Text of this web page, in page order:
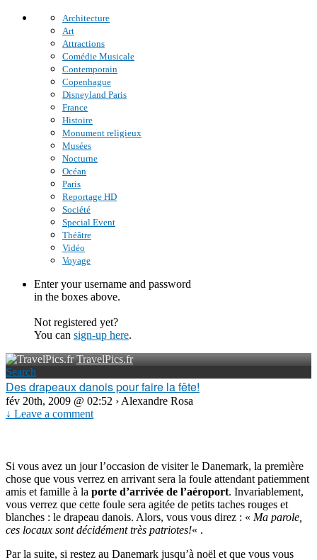
Architecture
Art
Attractions
Comédie Musicale
Contemporain
Copenhague
Disneyland Paris
France
Histoire
Monument religieux
Musées
Nocturne
Océan
Paris
Reportage HD
Société
Special Event
Théâtre
Vidéo
Voyage
Enter your username and password
in the boxes above.
Not registered yet?
You can sign-up here.
TravelPics.fr
Search
Des drapeaux danois pour faire la fête!
fév 20th, 2009 @ 02:52 › Alexandre Rosa
↓ Leave a comment
Si vous avez un jour l’occasion de visiter le Danemark, la première
chose que vous verrez en arrivant sera la foule attendant patiemment
amis et famille à la porte d’arrivée de l’aéroport. Invariablement,
vous verrez que cette foule sera agitée de petits taches rouges et
blanches : le drapeau danois. Alors, vous vous direz : « Ma parole,
ces locaux sont décidément très patriotes!« .
Par la suite, si restez au Danemark jusqu’à noël et que vous vous